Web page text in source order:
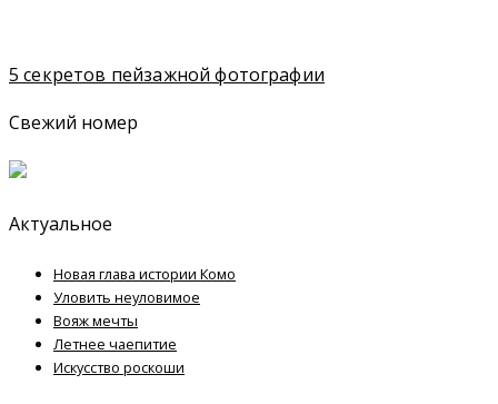
5 секретов пейзажной фотографии
Свежий номер
Актуальное
Новая глава истории Комо
Уловить неуловимое
Вояж мечты
Летнее чаепитие
Искусство роскоши